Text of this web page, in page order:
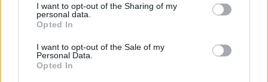
I want to opt-out of the Sharing of my
personal data.
Opted In
I want to opt-out of the Sale of my
Personal Data.
Opted In
Hmotnosť:
9 kg
Brzdiaca vzdialenosť:
B
Druh pneumatiky: